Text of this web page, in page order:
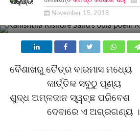
November 15, 2018
ବୈଶାଖରୁ ଚୈତ୍ର ବାରମାସ ମଧ୍ୟେ
କାର୍ତ୍ତିକ ସବୁଠୁ ପୂଣ୍ୟ
ଶୁଦ୍ଧ ଅମ୍ଳଜାନ ସ୍ୱଚ୍ଛ ପରିବେଶ
ଦେବାରେ ଏ ଅଗ୍ରଗଣ୍ୟ ।